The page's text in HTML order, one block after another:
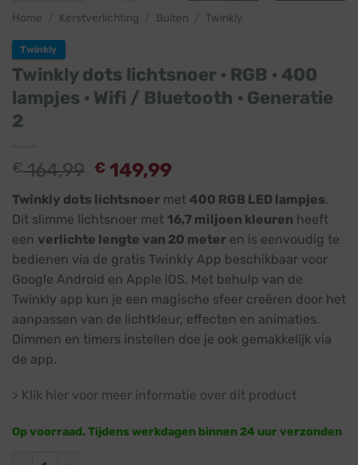
Home Kerstverlichting Buiten Twinkly
Twinkly
Twinkly dots lichtsnoer · RGB · 400
lampjes · Wifi / Bluetooth · Generatie
2
€164,99 Oorspronkelijke
prijs
was:
€ 164,99.
€ 149,99Huidige
is:
€ 149,99.
Twinkly dots lichtsnoer met 400 RGB LED lampjes.
Dit slimme lichtsnoer met 16,7 miljoen kleuren heeft
een verlichte lengte van 20 meter en is eenvoudig te
bedienen via de gratis Twinkly App beschikbaar voor
Google Android en Apple iOS. Met behulp van de
Twinkly app kun je een magische sfeer creëren door het
aanpassen van de lichtkleur, effecten en animaties.
Dimmen en timers instellen doe je ook gemakkelijk via
de app.
> Klik hier voor meer informatie over dit product
Op voorraad. Tijdens werkdagen binnen 24 uur verzonden
Twinkly dots lichtsnoer · RGB · 400 lampjes · Wifi /